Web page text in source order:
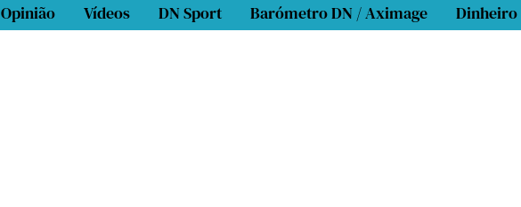
Opinião Vídeos DN Sport Barómetro DN / Aximage Dinheiro